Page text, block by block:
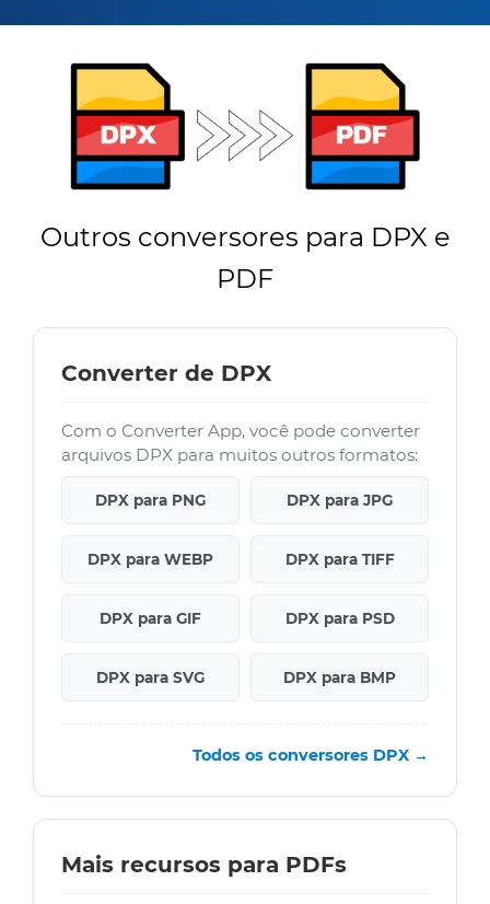
Outros conversores para DPX e
PDF
Converter de DPX
Com o Converter App, você pode converter
arquivos DPX para muitos outros formatos:
DPX para PNG DPX para JPG
DPX para WEBP DPX para TIFF
DPX para GIF DPX para PSD
DPX para SVG DPX para BMP
Todos os conversores DPX →
Mais recursos para PDFs